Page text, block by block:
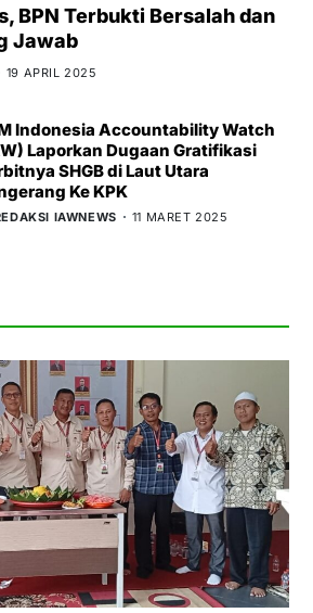
BPN Terbukti Bersalah dan
Jawab
19 APRIL 2025
Indonesia Accountability Watch
Laporkan Dugaan Gratifikasi
SHGB di Laut Utara
Ke KPK
IAWNEWS 11 MARET 2025